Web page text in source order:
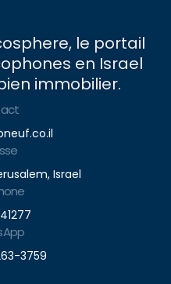
le portail
en Israel
immobilier.
Israel
3759